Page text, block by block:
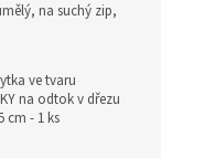
na suchý zip,
ve tvaru
na odtok v dřezu
cm - 1 ks